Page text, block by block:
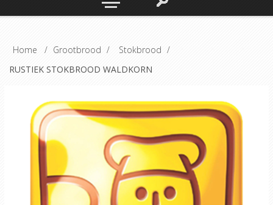
Home / Grootbrood / Stokbrood /
RUSTIEK STOKBROOD WALDKORN